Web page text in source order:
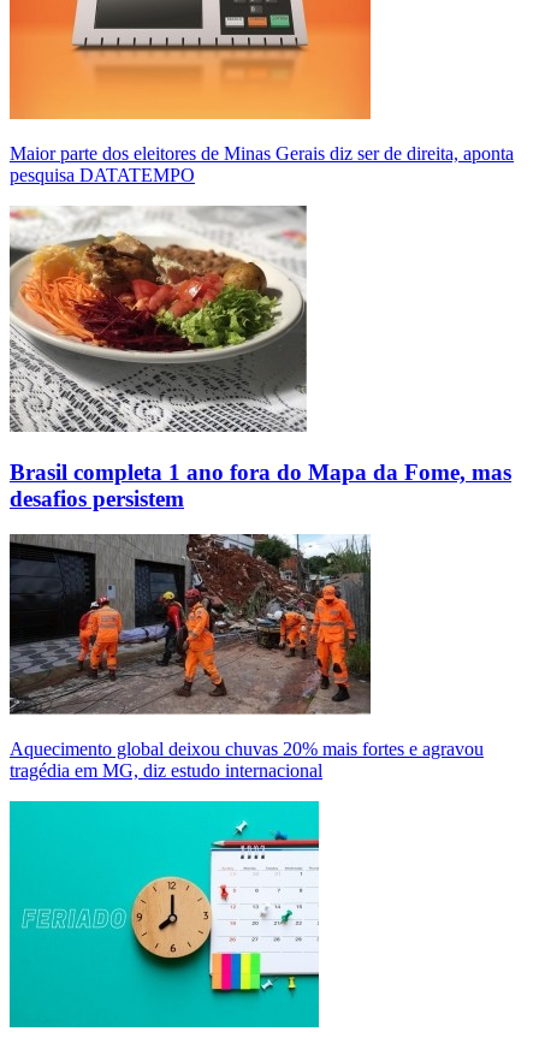
Maior parte dos eleitores de Minas Gerais diz ser de direita, aponta
pesquisa DATATEMPO
Brasil completa 1 ano fora do Mapa da Fome, mas
desafios persistem
Aquecimento global deixou chuvas 20% mais fortes e agravou
tragédia em MG, diz estudo internacional